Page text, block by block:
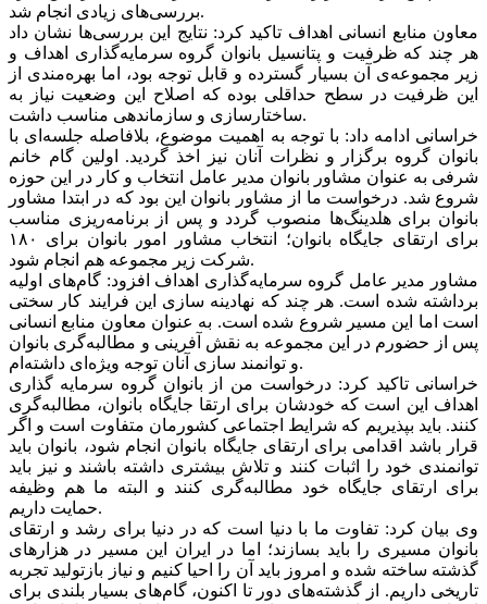
بررسی‌های زیادی انجام شد.
معاون منابع انسانی اهداف تاکید کرد: نتایج این بررسی‌ها نشان داد
هر چند که ظرفیت و پتانسیل بانوان گروه سرمایه‌گذاری اهداف و
زیر مجموعه‌ی آن بسیار گسترده و قابل توجه بود، اما بهره‌مندی از
این ظرفیت در سطح حداقلی بوده‌ که اصلاح این وضعیت نیاز به
ساختارسازی و سازماندهی مناسب داشت.
خراسانی ادامه داد: با توجه به اهمیت موضوع، بلافاصله جلسه‌ای با
بانوان گروه برگزار و نظرات آنان نیز اخذ گردید. اولین گام خانم
شرفی به عنوان مشاور بانوان مدیر عامل انتخاب و کار در این حوزه
شروع شد. درخواست ما از مشاور بانوان این بود که در ابتدا مشاور
بانوان برای هلدینگ‌ها منصوب گردد و پس از برنامه‌ریزی مناسب
برای ارتقای جایگاه بانوان؛ انتخاب مشاور امور بانوان برای ١٨٠
شرکت زیر مجموعه هم انجام شود.
مشاور مدیر عامل گروه سرمایه‌گذاری اهداف افزود: گام‌های اولیه
برداشته شده است. هر چند که نهادینه سازی این فرایند کار سختی
است اما این مسیر شروع شده ‌است. به عنوان معاون منابع انسانی
پس از حضورم در این مجموعه به نقش آفرینی و مطالبه‌گری بانوان
و توانمند سازی آنان توجه ویژه‌ای داشته‌ام. ‌
خراسانی تاکید کرد: درخواست من از بانوان گروه سرمایه گذاری
اهداف این ‌است که خودشان برای ارتقا جایگاه بانوان‌، مطالبه‌گری
کنند. باید بپذیریم که شرایط اجتماعی کشورمان متفاوت است و اگر
قرار باشد اقدامی برای ارتقای جایگاه بانوان انجام شود، بانوان باید
توانمندی‌ خود را اثبات کنند و تلاش بیشتری داشته باشند و نیز باید
برای ارتقای جایگاه خود مطالبه‌گری کنند و البته ما هم وظیفه
حمایت‌ داریم.
وی بیان کرد: تفاوت ما با دنیا است که در دنیا برای رشد و ارتقای
بانوان مسیری را باید بسازند؛ اما در ایران این مسیر در هزارهای
گذشته ساخته شده و امروز باید آن را احیا کنیم و نیاز بازتولید تجربه
تاریخی داریم. از گذشته‌های دور تا اکنون، گام‌های بسیار بلندی برای